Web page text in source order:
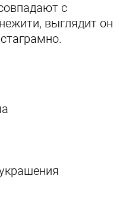
с
выглядит он